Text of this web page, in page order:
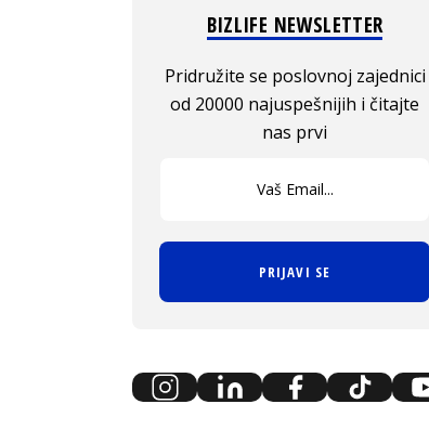
BIZLIFE NEWSLETTER
Pridružite se poslovnoj zajednici
od 20000 najuspešnijih i čitajte
nas prvi
PRIJAVI SE